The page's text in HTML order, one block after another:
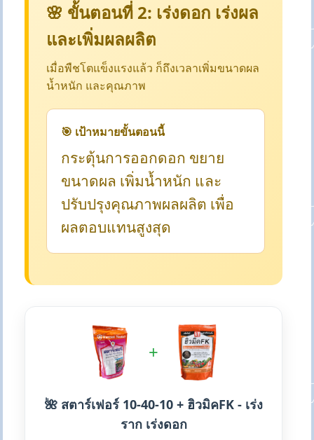
🌸 ขั้นตอนที่ 2: เร่งดอก เร่งผล
และเพิ่มผลผลิต
เมื่อพืชโตแข็งแรงแล้ว ก็ถึงเวลาเพิ่มขนาดผล
น้ำหนัก และคุณภาพ
🎯 เป้าหมายขั้นตอนนี้
กระตุ้นการออกดอก ขยาย
ขนาดผล เพิ่มน้ำหนัก และ
ปรับปรุงคุณภาพผลผลิต เพื่อ
ผลตอบแทนสูงสุด
+
🌺 สตาร์เฟอร์ 10-40-10 + ฮิวมิคFK - เร่ง
ราก เร่งดอก